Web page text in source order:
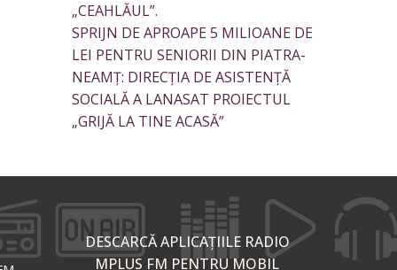
„CEAHLĂUL”.
SPRIJN DE APROAPE 5 MILIOANE DE
LEI PENTRU SENIORII DIN PIATRA-
NEAMȚ: DIRECȚIA DE ASISTENȚĂ
SOCIALĂ A LANASAT PROIECTUL
„GRIJĂ LA TINE ACASĂ”
DESCARCĂ APLICAȚIILE RADIO
MPLUS FM PENTRU MOBIL